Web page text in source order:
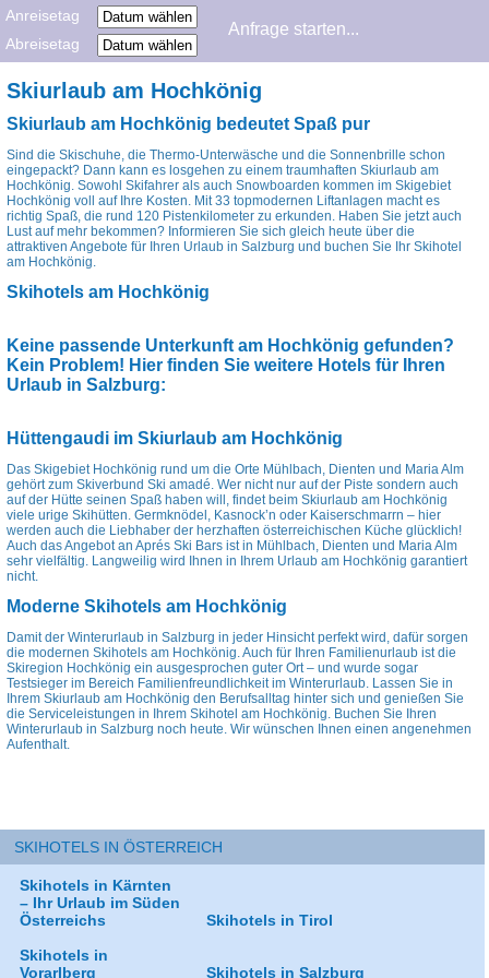
Anreisetag
Abreisetag
Skiurlaub am Hochkönig
Skiurlaub am Hochkönig bedeutet Spaß pur
Sind die Skischuhe, die Thermo-Unterwäsche und die Sonnenbrille schon
eingepackt? Dann kann es losgehen zu einem traumhaften Skiurlaub am
Hochkönig. Sowohl Skifahrer als auch Snowboarden kommen im Skigebiet
Hochkönig voll auf Ihre Kosten. Mit 33 topmodernen Liftanlagen macht es
richtig Spaß, die rund 120 Pistenkilometer zu erkunden. Haben Sie jetzt auch
Lust auf mehr bekommen? Informieren Sie sich gleich heute über die
attraktiven Angebote für Ihren Urlaub in Salzburg und buchen Sie Ihr Skihotel
am Hochkönig.
Skihotels am Hochkönig
Keine passende Unterkunft am Hochkönig gefunden?
Kein Problem! Hier finden Sie weitere Hotels für Ihren
Urlaub in Salzburg:
Hüttengaudi im Skiurlaub am Hochkönig
Das Skigebiet Hochkönig rund um die Orte Mühlbach, Dienten und Maria Alm
gehört zum Skiverbund Ski amadé. Wer nicht nur auf der Piste sondern auch
auf der Hütte seinen Spaß haben will, findet beim Skiurlaub am Hochkönig
viele urige Skihütten. Germknödel, Kasnock’n oder Kaiserschmarrn – hier
werden auch die Liebhaber der herzhaften österreichischen Küche glücklich!
Auch das Angebot an Aprés Ski Bars ist in Mühlbach, Dienten und Maria Alm
sehr vielfältig. Langweilig wird Ihnen in Ihrem Urlaub am Hochkönig garantiert
nicht.
Moderne Skihotels am Hochkönig
Damit der Winterurlaub in Salzburg in jeder Hinsicht perfekt wird, dafür sorgen
die modernen Skihotels am Hochkönig. Auch für Ihren Familienurlaub ist die
Skiregion Hochkönig ein ausgesprochen guter Ort – und wurde sogar
Testsieger im Bereich Familienfreundlichkeit im Winterurlaub. Lassen Sie in
Ihrem Skiurlaub am Hochkönig den Berufsalltag hinter sich und genießen Sie
die Serviceleistungen in Ihrem Skihotel am Hochkönig. Buchen Sie Ihren
Winterurlaub in Salzburg noch heute. Wir wünschen Ihnen einen angenehmen
Aufenthalt.
SKIHOTELS IN ÖSTERREICH
Skihotels in Kärnten
– Ihr Urlaub im Süden
Österreichs
Skihotels in Tirol
Skihotels in
Vorarlberg
Skihotels in Salzburg